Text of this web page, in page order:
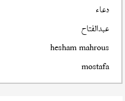
دعاء
عبدالفتاح
hesham mahrous
mostafa